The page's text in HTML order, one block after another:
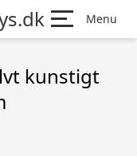
Menu
kunstigt